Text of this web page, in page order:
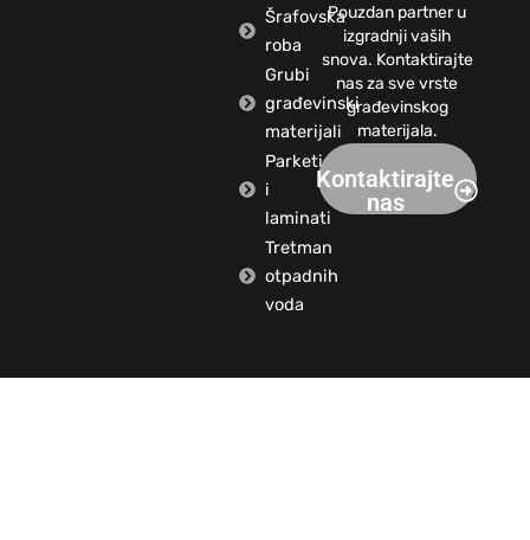
Šrafovska
roba
Grubi
građevinski
materijali
Parketi
i
laminati
Tretman
otpadnih
voda
Pouzdan partner u
izgradnji vaših
snova. Kontaktirajte
nas za sve vrste
građevinskog
materijala.
Kontaktirajte
nas